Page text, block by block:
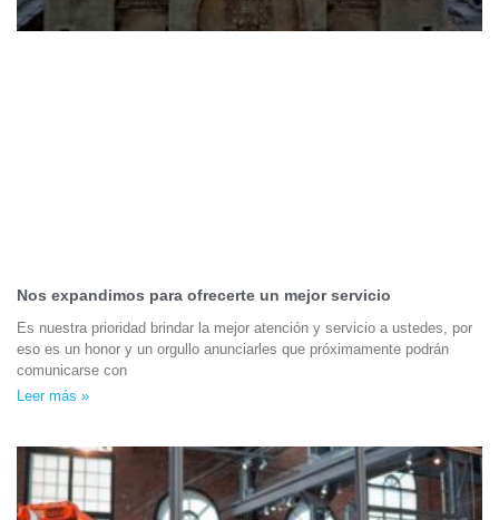
Nos expandimos para ofrecerte un mejor servicio
Es nuestra prioridad brindar la mejor atención y servicio a ustedes, por
eso es un honor y un orgullo anunciarles que próximamente podrán
comunicarse con
Leer más »